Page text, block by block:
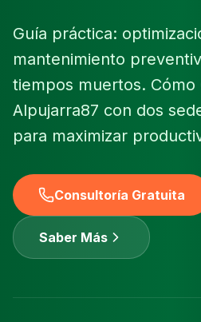
Guía práctica:
mantenimiento
tiempos muertos. Cómo
Alpujarra87 con dos
para maximizar
Consultoría Gratuita
Saber Más